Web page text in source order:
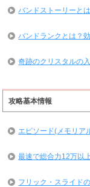
バンドストーリーと
バンドランクとは？
奇跡のクリスタルの
攻略基本情報
エピソード(メモリア
最速で総合力12万以
フリック・スライド